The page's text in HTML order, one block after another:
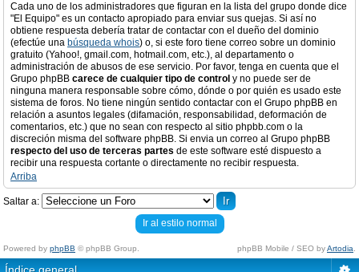
Cada uno de los administradores que figuran en la lista del grupo donde dice
"El Equipo" es un contacto apropiado para enviar sus quejas. Si así no
obtiene respuesta debería tratar de contactar con el dueño del dominio
(efectúe una búsqueda whois) o, si este foro tiene correo sobre un dominio
gratuito (Yahoo!, gmail.com, hotmail.com, etc.), al departamento o
administración de abusos de ese servicio. Por favor, tenga en cuenta que el
Grupo phpBB carece de cualquier tipo de control y no puede ser de
ninguna manera responsable sobre cómo, dónde o por quién es usado este
sistema de foros. No tiene ningún sentido contactar con el Grupo phpBB en
relación a asuntos legales (difamación, responsabilidad, deformación de
comentarios, etc.) que no sean con respecto al sitio phpbb.com o la
discreción misma del software phpBB. Si envia un correo al Grupo phpBB
respecto del uso de terceras partes de este software esté dispuesto a
recibir una respuesta cortante o directamente no recibir respuesta.
Arriba
Saltar a:
Ir al estilo normal
Powered by phpBB © phpBB Group. phpBB Mobile / SEO byArtodia